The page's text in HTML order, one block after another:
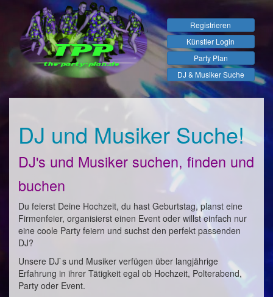
Registrieren
Künstler Login
Party Plan
DJ & Musiker Suche
DJ und Musiker Suche!
DJ's und Musiker suchen, finden und
buchen
Du feierst Deine Hochzeit, du hast Geburtstag, planst eine
Firmenfeier, organisierst einen Event oder willst einfach nur
eine coole Party feiern und suchst den perfekt passenden
DJ?
Unsere DJ`s und Musiker verfügen über langjährige
Erfahrung in ihrer Tätigkeit egal ob Hochzeit, Polterabend,
Party oder Event.